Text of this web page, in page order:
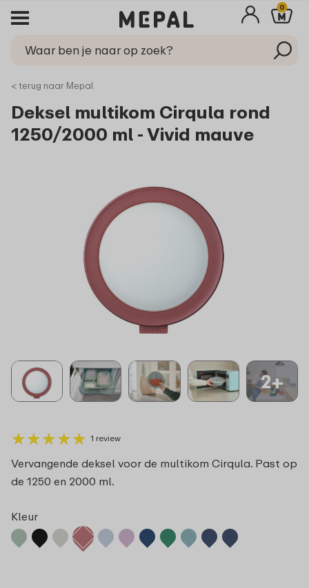
0
< terug naar Mepal
Deksel multikom Cirqula rond
1250/2000 ml - Vivid mauve
2+
★★★★★
★★★★★ 1 review
Vervangende deksel voor de multikom Cirqula. Past op
de 1250 en 2000 ml.
Kleur